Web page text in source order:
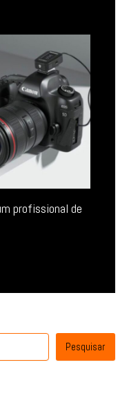
profissional de
Pesquisar